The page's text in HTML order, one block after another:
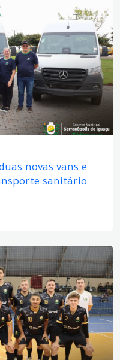
novas vans e
sanitário